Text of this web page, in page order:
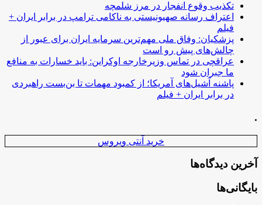
تکذیب وقوع انفجار در مرز شلمچه
اعتراف رسانه صهیونیستی به ناکامی ترامپ در برابر ایران +
فیلم
پزشکیان: وفاق ملی مهم‌ترین سرمایه ایران برای عبور از
چالش‌های پیش رو است
عراقچی در تماس وزیرخارجه اوکراین: باید خسارات به منافع
ما جبران شود
پاشنه آشیل‌های آمریکا؛ از کمبود مهمات تا بن‌بست راهبردی
در برابر ایران + فیلم
.
خرید آنتی ویروس
آخرین دیدگاه‌ها
بایگانی‌ها